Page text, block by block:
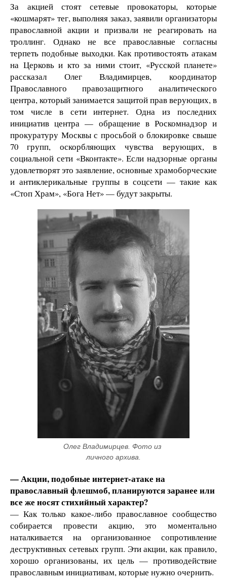
За акцией стоят сетевые провокаторы, которые
«кошмарят» тег, выполняя заказ, заявили организаторы
православной акции и призвали не реагировать на
троллинг. Однако не все православные согласны
терпеть подобные выходки. Как противостоять атакам
на Церковь и кто за ними стоит, «Русской планете»
рассказал Олег Владимирцев, координатор
Православного правозащитного аналитического
центра, который занимается защитой прав верующих, в
том числе в сети интернет. Одна из последних
инициатив центра — обращение в Роскомнадзор и
прокуратуру Москвы с просьбой о блокировке свыше
70 групп, оскорбляющих чувства верующих, в
социальной сети «Вконтакте». Если надзорные органы
удовлетворят это заявление, основные храмоборческие
и антиклерикальные группы в соцсети — такие как
«Стоп Храм», «Бога Нет» — будут закрыты.
Олег Владимирцев. Фото из
личного архива.
— Акции, подобные интернет-атаке на
православный флешмоб, планируются заранее или
все же носят стихийный характер?
— Как только какое-либо православное сообщество
собирается провести акцию, это моментально
наталкивается на организованное сопротивление
деструктивных сетевых групп. Эти акции, как правило,
хорошо организованы, их цель — противодействие
православным инициативам, которые нужно очернить.